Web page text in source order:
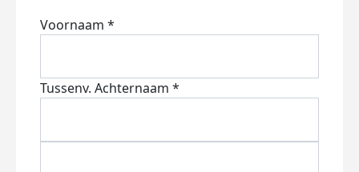
Voornaam *
Tussenv. Achternaam *